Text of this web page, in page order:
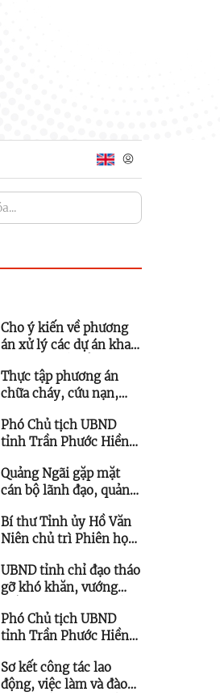
Cho ý kiến về phương
án xử lý các dự án khai
triển kết cấu hạ tầng
trên địa bàn phía Tây
Thực tập phương án
chữa cháy, cứu nạn,
Hội nghị và Triển lãm
tỉnh Quảng Ngãi
Phó Chủ tịch UBND
tỉnh Trần Phước Hiền
triển khai thực hiện
Nghị quyết 57
Quảng Ngãi gặp mặt
cán bộ lãnh đạo, quản
Thường vụ Tỉnh ủy
quản lý được quy hoạch
Bí thư Tỉnh ủy Hồ Văn
Niên chủ trì Phiên họp
trình trọng điểm
UBND tỉnh chỉ đạo tháo
gỡ khó khăn, vướng
đọng, kéo dài
Phó Chủ tịch UBND
tỉnh Trần Phước Hiền
Ứng dụng Khoa học và
Công nghệ
Sơ kết công tác lao
động, việc làm và đào